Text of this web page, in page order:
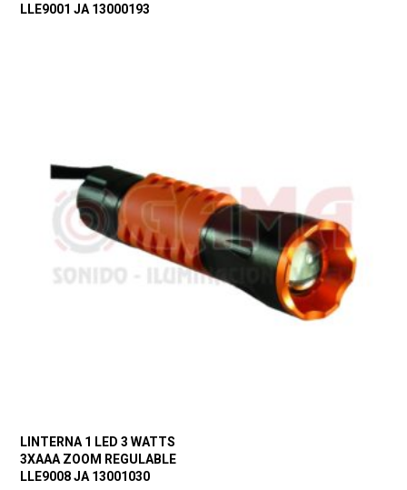
LLE9001 JA 13000193
LINTERNA 1 LED 3 WATTS
3XAAA ZOOM REGULABLE
LLE9008 JA 13001030